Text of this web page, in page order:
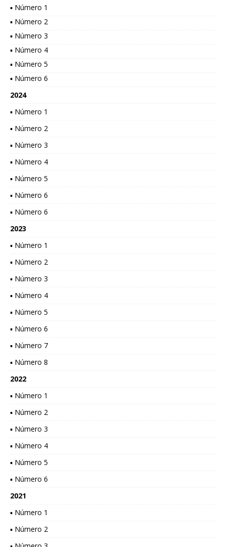
▪ Número 1
▪ Número 2
▪ Número 3
▪ Número 4
▪ Número 5
▪ Número 6
2024
▪ Número 1
▪ Número 2
▪ Número 3
▪ Número 4
▪ Número 5
▪ Número 6
▪ Número 6
2023
▪ Número 1
▪ Número 2
▪ Número 3
▪ Número 4
▪ Número 5
▪ Número 6
▪ Número 7
▪ Número 8
2022
▪ Número 1
▪ Número 2
▪ Número 3
▪ Número 4
▪ Número 5
▪ Número 6
2021
▪ Número 1
▪ Número 2